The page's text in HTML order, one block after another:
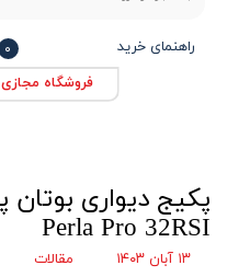
خروج از حساب کاربری
راهنمای خرید ۰
فروشگاه مجازی
Perla Pro 32RSI
۱۳ آبان ۱۴۰۳ مقالات